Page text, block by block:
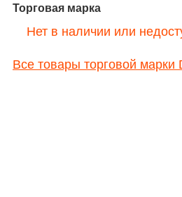
Торговая марка
Нет в наличии или
Все товары торговой марки